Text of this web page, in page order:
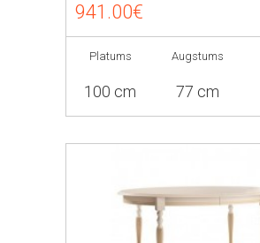
941.00€
Platums
100 cm
Augstums
77 cm